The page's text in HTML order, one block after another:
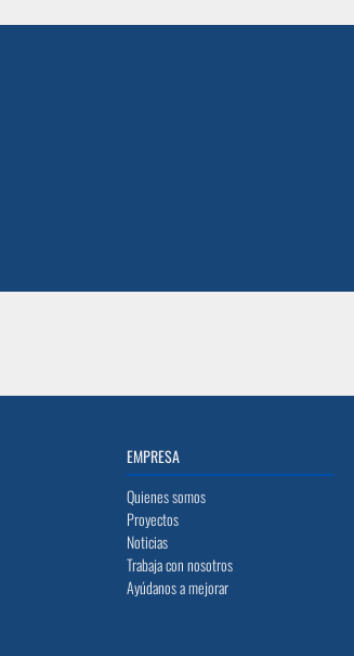
EMPRESA
Quienes somos
Proyectos
Noticias
Trabaja con nosotros
Ayúdanos a mejorar